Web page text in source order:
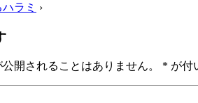
ラミ ›
開されることはありません。 * が付